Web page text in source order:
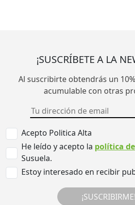
¡SUSCRÍBETE A LA
Al suscribirte obtendrás un
acumulable con otras
Acepto Politica Alta
He leído y acepto la política
Susuela.
Estoy interesado en recibir
¡SUSCRIBIRME!